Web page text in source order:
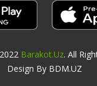
Barakot.uz. All
Design By BDM.UZ